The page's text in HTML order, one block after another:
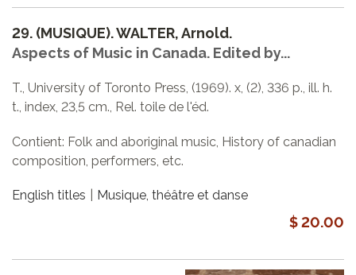
29. (MUSIQUE). WALTER, Arnold.
Aspects of Music in Canada. Edited by...
T., University of Toronto Press, (1969). x, (2), 336 p., ill. h.
t., index, 23,5 cm., Rel. toile de l'éd.
Contient: Folk and aboriginal music, History of canadian
composition, performers, etc.
English titles Musique, théâtre et danse
$ 20.00